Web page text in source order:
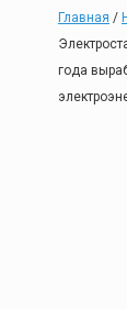
Главная /
года